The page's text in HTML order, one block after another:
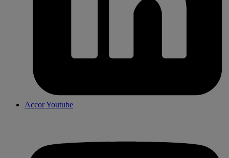
Accor Youtube